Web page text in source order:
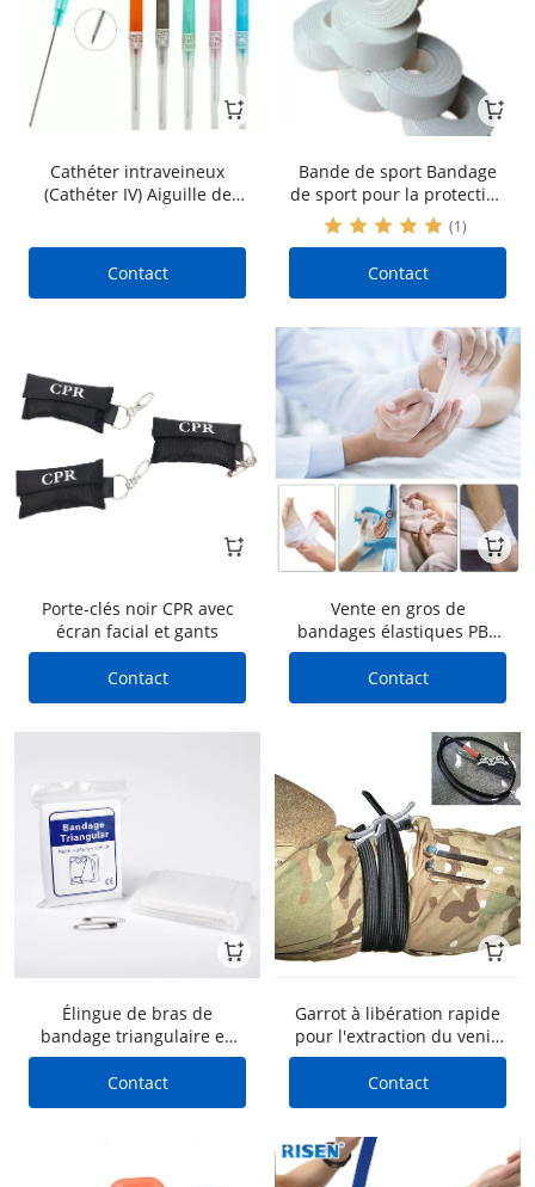
Cathéter intraveineux
(Cathéter IV) Aiguille de
Contact
Bande de sport Bandage
de sport pour la protection
de la cheville Bande
élastique auto-adhésive
pour la peau
(1)
Contact
Porte-clés noir CPR avec
écran facial et gants
Contact
Vente en gros de
bandages élastiques PBT
en tissu non tissé
Contact
Élingue de bras de
bandage triangulaire en
tissu non tissé
Contact
Garrot à libération rapide
pour l'extraction du venin
de morsure de serpent et
l'hémostase
Contact